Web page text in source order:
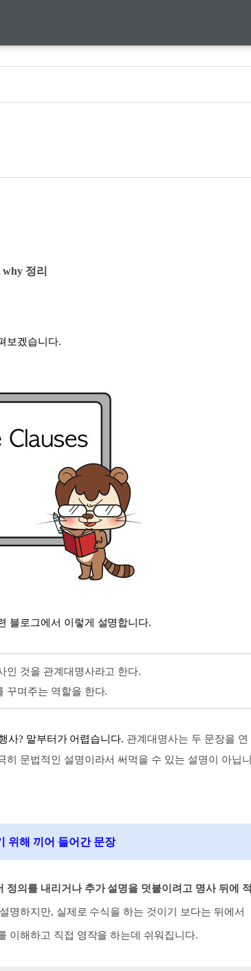
정리
보겠습니다.
블로그에서 이렇게 설명합니다.
인 것을 관계대명사라고 한다.
꾸며주는 역할을 한다.
사? 말부터가 어렵습니다. 관계대명사는 두 문장을 연
문법적인 설명이라서 써먹을 수 있는 설명이 아닙니
위해 끼어 들어간 문장
의를 내리거나 추가 설명을 덧붙이려고 명사 뒤에 적
명하지만, 실제로 수식을 하는 것이기 보다는 뒤에서
이해하고 직접 영작을 하는데 쉬워집니 다.